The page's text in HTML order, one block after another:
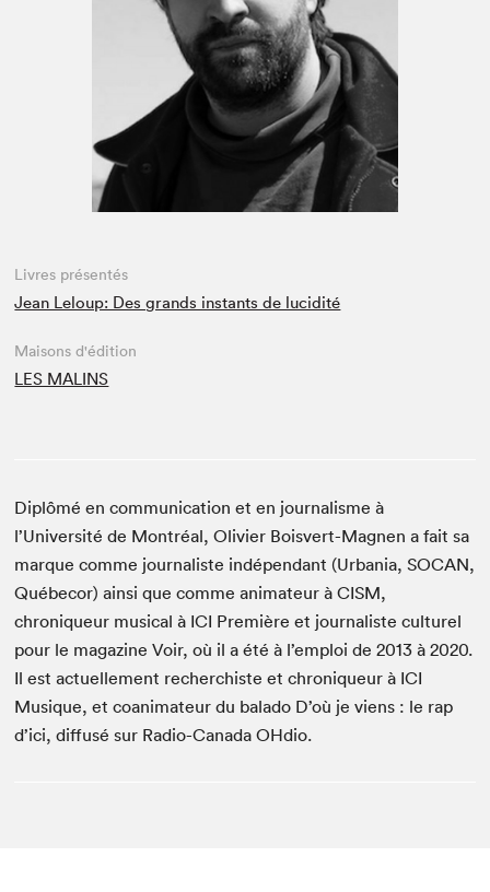
Espace enseignant·e·s
Livres présentés
Jean Leloup: Des grands instants de lucidité
Maisons d'édition
LES MALINS
Diplômé en communication et en journalisme à
l’Université de Montréal, Olivier Boisvert-Magnen a fait sa
marque comme journaliste indépendant (Urbania, SOCAN,
Québecor) ainsi que comme animateur à CISM,
chroniqueur musical à ICI Première et journaliste culturel
pour le magazine Voir, où il a été à l’emploi de 2013 à 2020.
Il est actuellement recherchiste et chroniqueur à ICI
Musique, et coanimateur du balado D’où je viens : le rap
d’ici, diffusé sur Radio-Canada OHdio.